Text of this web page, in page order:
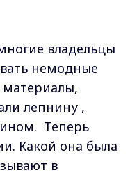
владельцы
немодные
материалы,
лепнину ,
Теперь
Какой она была
в